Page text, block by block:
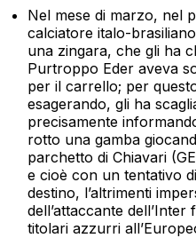
Nel mese di marzo, nel
calciatore italo-
una zingara, che gli ha
Purtroppo Eder aveva
per il carrello; per
esagerando, gli ha
precisamente
rotto una gamba
parchetto di Chiavari
e cioè con un tentativo
destino, l’altrimenti
dell’attaccante
titolari azzurri